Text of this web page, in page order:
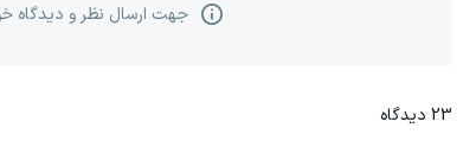
جهت ارسال نظر و دیدگاه
23 دیدگاه